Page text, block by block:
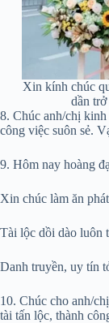
Xin kính chúc
dần
8. Chúc anh/chị kinh
công việc suôn sẻ.
9. Hôm nay hoàng
Xin chúc làm ăn
Tài lộc dồi dào luôn
Danh truyền, uy tín
10. Chúc cho anh/
tài tấn lộc, thành